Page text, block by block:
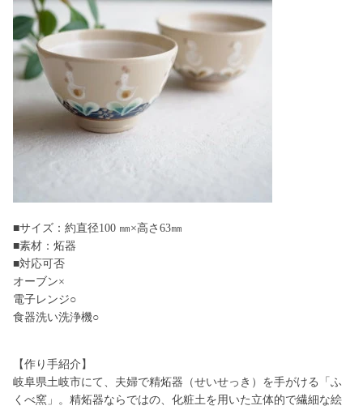
■サイズ：約直径100 ㎜×高さ63㎜
■素材：炻器
■対応可否
オーブン×
電子レンジ○
食器洗い洗浄機○
【作り手紹介】
岐阜県土岐市にて、夫婦で精炻器（せいせっき）を手がける「ふ
くべ窯」。精炻器ならではの、化粧土を用いた立体的で繊細な絵